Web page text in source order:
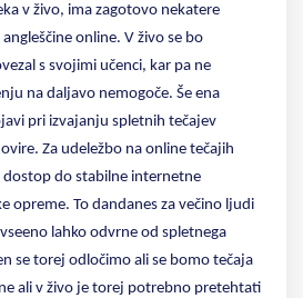
v živo, ima zagotovo nekatere
online. V živo se bo
s svojimi učenci, kar pa ne
na daljavo nemogoče. Še ena
pri izvajanju spletnih tečajev
Za udeležbo na online tečajih
do stabilne internetne
opreme. To dandanes za večino ljudi
lahko odvrne od spletnega
se torej odločimo ali se bomo tečaja
ali v živo je torej potrebno pretehtati